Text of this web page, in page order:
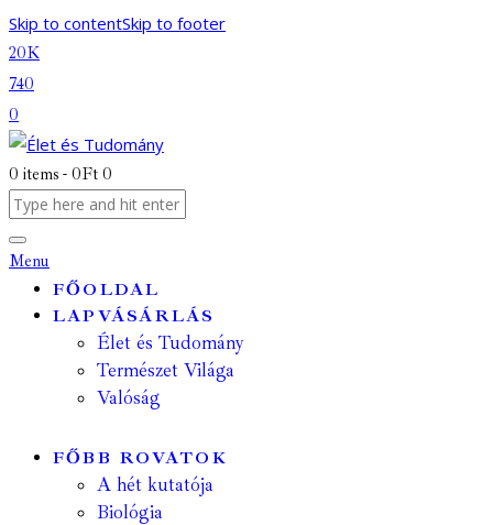
Skip to contentSkip to footer
20K
740
0
0 items - 0Ft 0
Menu
FŐOLDAL
LAPVÁSÁRLÁS
Élet és Tudomány
Természet Világa
Valóság
FŐBB ROVATOK
A hét kutatója
Biológia